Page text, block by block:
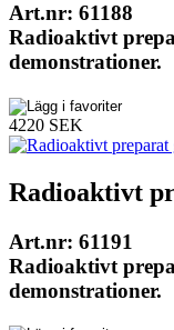
Art.nr: 61188
Radioaktivt
demonstrationer.
4220 SEK
Radioaktivt
Art.nr: 61191
Radioaktivt
demonstrationer.